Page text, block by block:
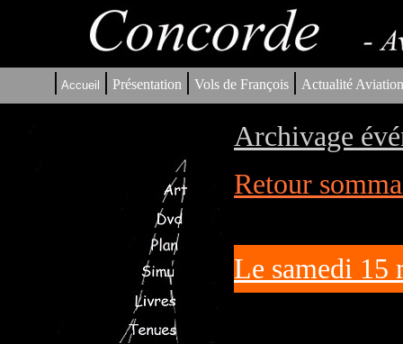
| Accueil | Présentation | Vols de François | Actualité
Archivage
Retour
Le samedi 15